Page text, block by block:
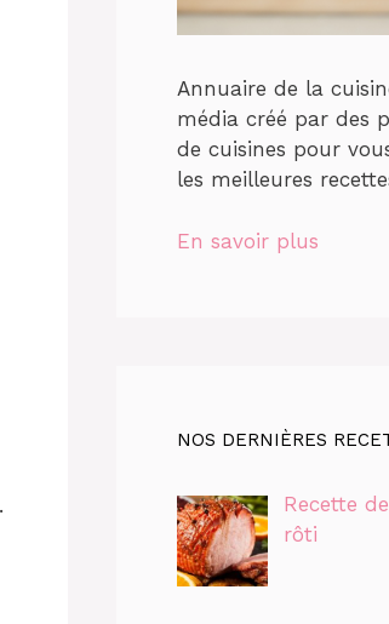
Annuaire de la
média créé par des
de cuisines pour
les meilleures
En savoir plus
NOS DERNIÈRES
Recette
rôti